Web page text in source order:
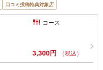
口コミ投稿特典対象店
コース
3,300円 （税込）